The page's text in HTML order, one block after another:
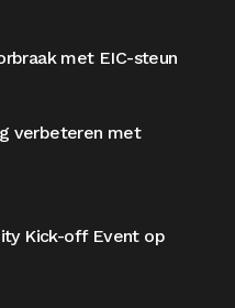
met EIC-steun
verbeteren met
Kick-off Event op